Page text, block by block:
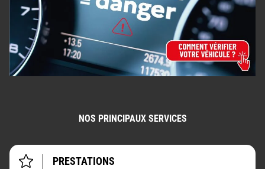
NOS PRINCIPAUX SERVICES
PRESTATIONS